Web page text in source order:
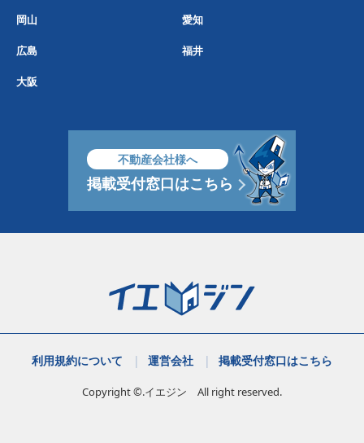
岡山 愛知
広島 福井
大阪
不動産会社様へ
掲載受付窓口はこちら
利用規約について 運営会社 掲載受付窓口はこちら
Copyright ©.イエジン All right reserved.